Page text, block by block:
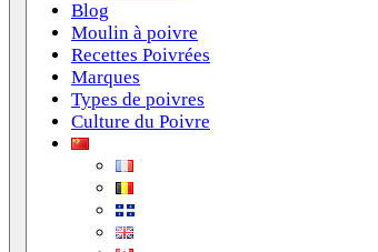
Blog
Moulin à poivre
Recettes Poivrées
Marques
Types de poivres
Culture du Poivre